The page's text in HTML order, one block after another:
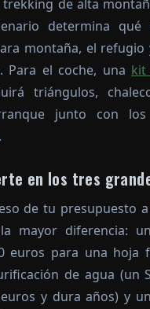
de alta
determina qué
montaña, el refugio
Para el coche, una kit
triángulos,
junto con los
en los tres
de tu presupuesto
mayor diferencia:
euros para una hoja
de agua (un
y dura años) y